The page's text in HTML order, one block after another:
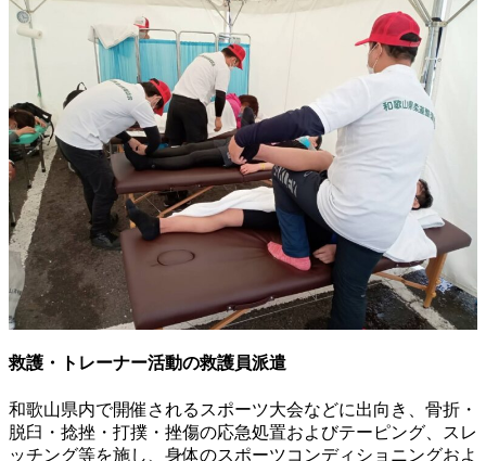
救護・トレーナー活動の救護員派遣
和歌山県内で開催されるスポーツ大会などに出向き、骨折・
脱臼・捻挫・打撲・挫傷の応急処置およびテーピング、スレ
ッチング等を施し、身体のスポーツコンディショニングおよ